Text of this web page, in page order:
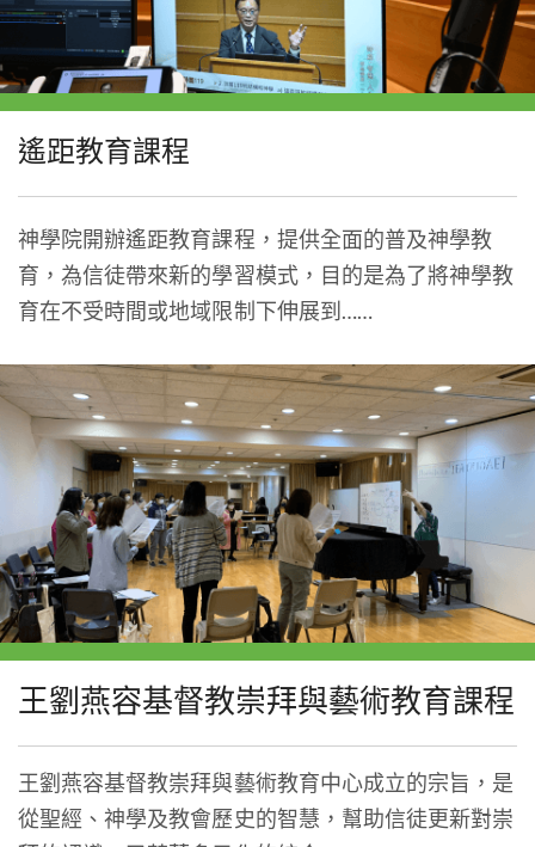
遙距教育課程
神學院開辦遙距教育課程，提供全面的普及神學教
育，為信徒帶來新的學習模式，目的是為了將神學教
育在不受時間或地域限制下伸展到……
王劉燕容基督教崇拜與藝術教育課程
王劉燕容基督教崇拜與藝術教育中心成立的宗旨，是
從聖經、神學及教會歷史的智慧，幫助信徒更新對崇